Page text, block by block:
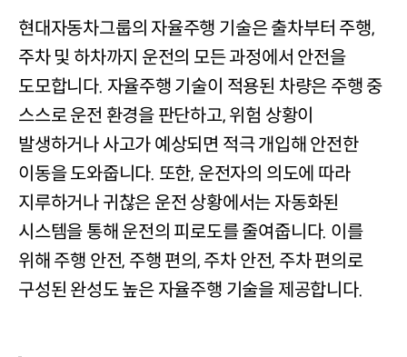
현대자동차그룹의 자율주행 기술은 출차부터 주행,
주차 및 하차까지 운전의 모든 과정에서 안전을
도모합니다. 자율주행 기술이 적용된 차량은 주행 중
스스로 운전 환경을 판단하고, 위험 상황이
발생하거나 사고가 예상되면 적극 개입해 안전한
이동을 도와줍니다. 또한, 운전자의 의도에 따라
지루하거나 귀찮은 운전 상황에서는 자동화된
시스템을 통해 운전의 피로도를 줄여줍니다. 이를
위해 주행 안전, 주행 편의, 주차 안전, 주차 편의로
구성된 완성도 높은 자율주행 기술을 제공합니다.